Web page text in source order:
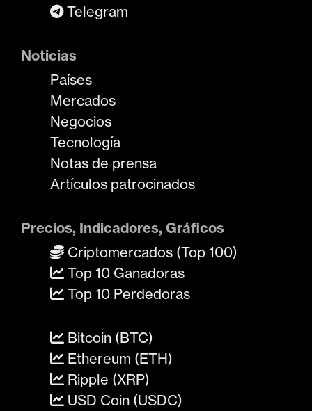
Telegram
Noticias
Países
Mercados
Negocios
Tecnología
Notas de prensa
Artículos patrocinados
Precios, Indicadores, Gráficos
Criptomercados (Top 100)
Top 10 Ganadoras
Top 10 Perdedoras
Bitcoin (BTC)
Ethereum (ETH)
Ripple (XRP)
USD Coin (USDC)